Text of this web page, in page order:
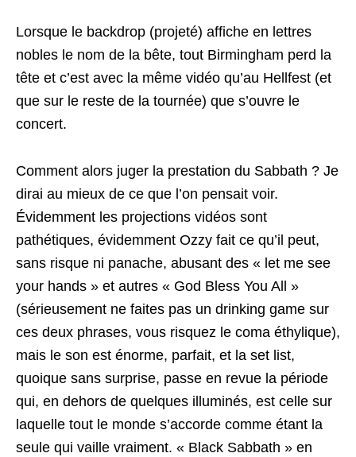
Lorsque le backdrop (projeté) affiche en lettres
nobles le nom de la bête, tout Birmingham perd la
tête et c’est avec la même vidéo qu’au Hellfest (et
que sur le reste de la tournée) que s’ouvre le
concert.
Comment alors juger la prestation du Sabbath ? Je
dirai au mieux de ce que l’on pensait voir.
Évidemment les projections vidéos sont
pathétiques, évidemment Ozzy fait ce qu’il peut,
sans risque ni panache, abusant des « let me see
your hands » et autres « God Bless You All »
(sérieusement ne faites pas un drinking game sur
ces deux phrases, vous risquez le coma éthylique),
mais le son est énorme, parfait, et la set list,
quoique sans surprise, passe en revue la période
qui, en dehors de quelques illuminés, est celle sur
laquelle tout le monde s’accorde comme étant la
seule qui vaille vraiment. « Black Sabbath » en